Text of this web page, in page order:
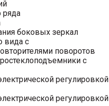
ряда
боковых зеркал
вида с
поворотов
с
регулировкой
регулировкой